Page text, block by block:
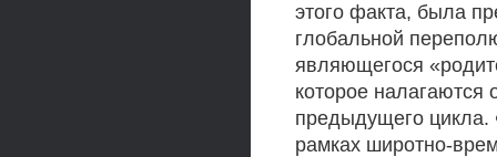
этого факта, была
глобальной
являющегося
которое налагаются
предыдущего цикла.
рамках широтно-